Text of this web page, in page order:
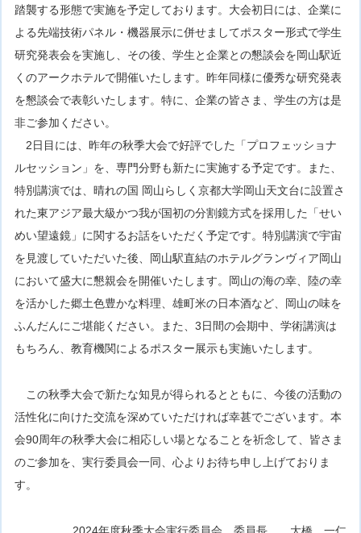
踏襲する形態で実施を予定しております。大会初日には、企業に
よる先端技術パネル・機器展示に併せましてポスター形式で学生
研究発表会を実施し、その後、学生と企業との懇談会を岡山駅近
くのアークホテルで開催いたします。昨年同様に優秀な研究発表
を懇談会で表彰いたします。特に、企業の皆さま、学生の方は是
非ご参加ください。
2日目には、昨年の秋季大会で好評でした「プロフェッショナ
ルセッション」を、専門分野も新たに実施する予定です。また、
特別講演では、晴れの国 岡山らしく京都大学岡山天文台に設置さ
れた東アジア最大級かつ我が国初の分割鏡方式を採用した「せい
めい望遠鏡」に関するお話をいただく予定です。特別講演で宇宙
を見渡していただいた後、岡山駅直結のホテルグランヴィア岡山
において盛大に懇親会を開催いたします。岡山の海の幸、陸の幸
を活かした郷土色豊かな料理、雄町米の日本酒など、岡山の味を
ふんだんにご堪能ください。また、3日間の会期中、学術講演は
もちろん、教育機関によるポスター展示も実施いたします。
この秋季大会で新たな知見が得られるとともに、今後の活動の
活性化に向けた交流を深めていただければ幸甚でございます。本
会90周年の秋季大会に相応しい場となることを祈念して、皆さま
のご参加を、実行委員会一同、心よりお待ち申し上げておりま
す。